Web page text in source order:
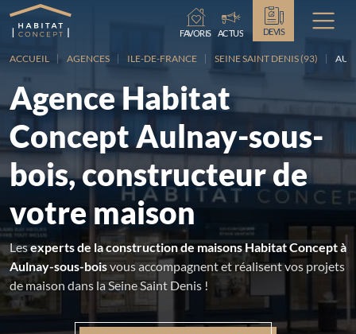
Chargement...
FAVORIS ACTUS DEVIS
ACCUEIL AGENCES ILE-DE-FRANCE SEINE SAINT DENIS (93)
Agence Habitat
Concept Aulnay-sous-
bois, constructeur de
votre maison
Lesexperts de la construction de maisons Habitat Concept à
Aulnay-sous-boisvous accompagnent et réalisent vos projets
de maison dans la Seine Saint Denis !